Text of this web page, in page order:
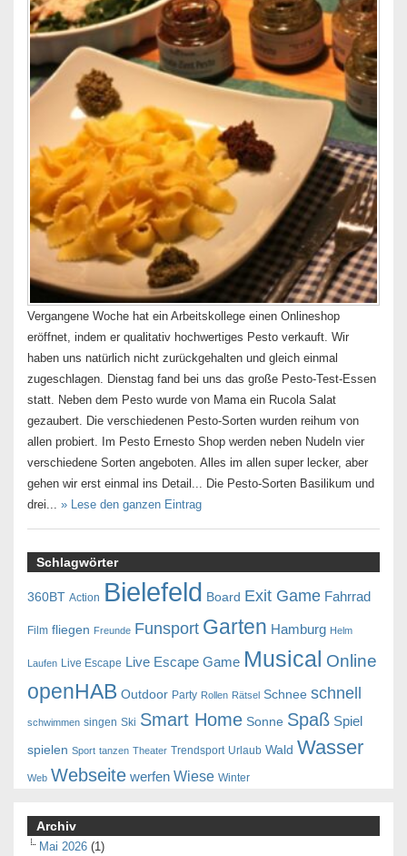
Vergangene Woche hat ein Arbeitskollege einen Onlineshop
eröffnet, indem er qualitativ hochwertiges Pesto verkauft. Wir
haben uns natürlich nicht zurückgehalten und gleich einmal
zugeschlagen. Dienstag fand bei uns das große Pesto-Test-Essen
statt. Neben dem Pesto wurde von Mama ein Rucola Salat
gezaubert. Die verschiedenen Pesto-Sorten wurden reihum von
allen probiert. Im Pesto Ernesto Shop werden neben Nudeln vier
verschiedene Sorten angeboten. Alles im allen super lecker, aber
gehen wir erst einmal ins Detail... Die Pesto-Sorten Basilikum und
drei... » Lese den ganzen Eintrag
Schlagwörter
360BT Action Bielefeld Board Exit Game Fahrrad
Film fliegen Freunde Funsport Garten Hamburg Helm
Laufen Live Escape Live Escape Game Musical Online
openHAB Outdoor Party Rollen Rätsel Schnee schnell
schwimmen singen Ski Smart Home Sonne Spaß Spiel
spielen Sport tanzen Theater Trendsport Urlaub Wald Wasser
Web Webseite werfen Wiese Winter
Archiv
Mai 2026 (1)